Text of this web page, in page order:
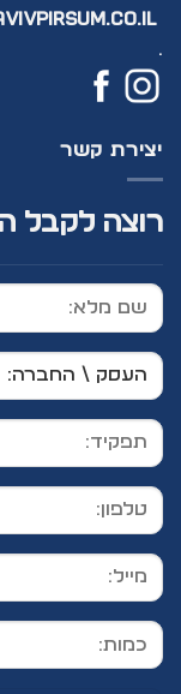
.
יצירת קשר
רוצה לקבל